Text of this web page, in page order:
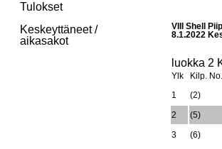
Tulokset
Keskeyttäneet /
aikasakot
VIII Shell
8.1.2022
luokka 2
Ylk Kilp. No.
1
(2)
2
(5)
3
(6)